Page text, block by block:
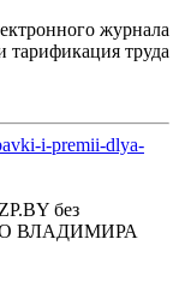
журнала
труда
i-premii-dlya-
без
ВЛАДИМИРА